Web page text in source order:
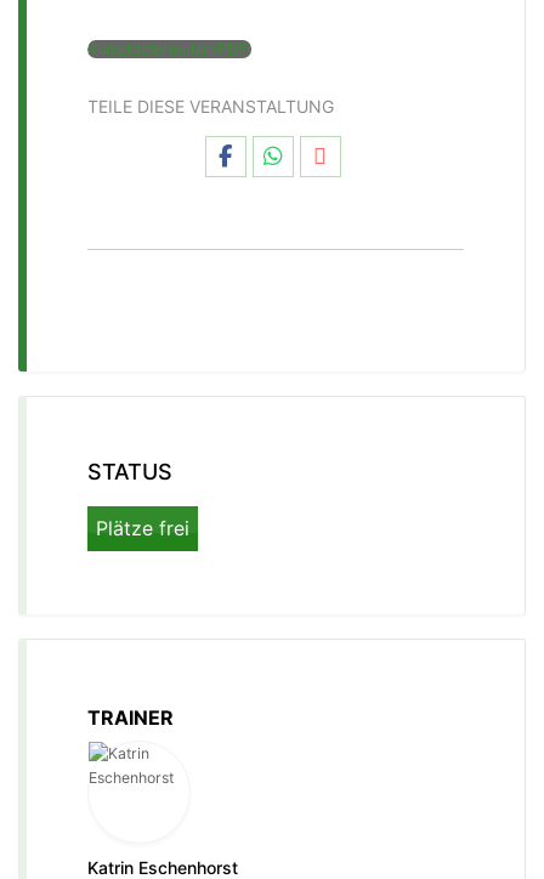
Anmeldeformular (PDF)
TEILE DIESE VERANSTALTUNG
STATUS
Plätze frei
TRAINER
Katrin Eschenhorst